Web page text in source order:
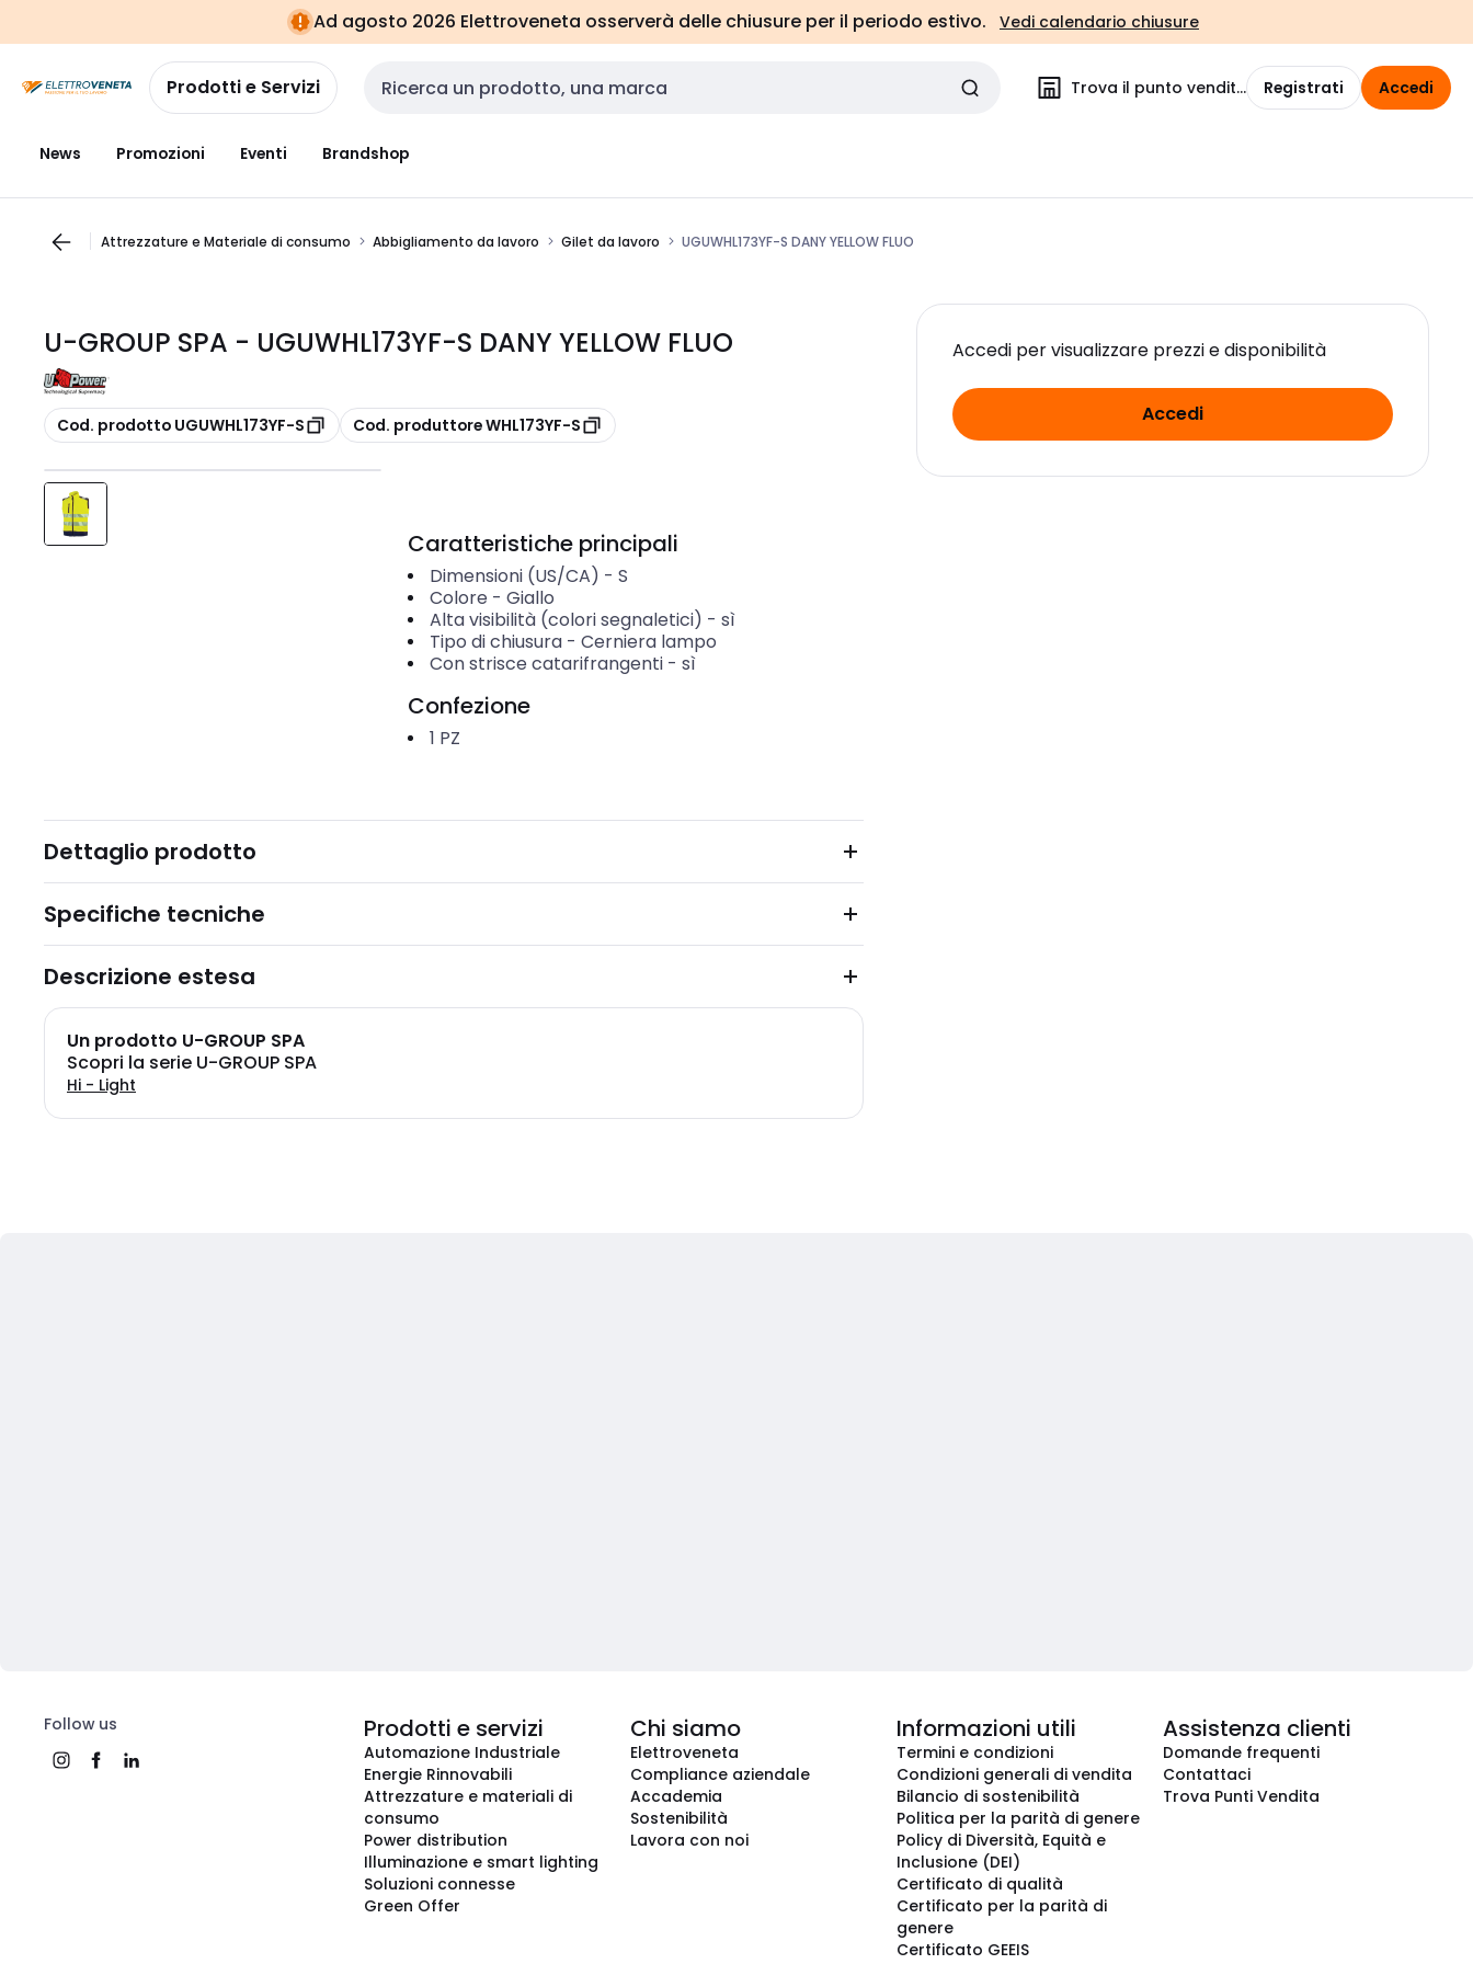
navigazionealla
pagina
Ad agosto 2026 Elettroveneta osserverà delle chiusure per il periodo estivo. Vedi calendario chiusure
Prodotti e Servizi Cerca input Trova il punto vendita Registrati Accedi
News Promozioni Eventi Brandshop
Attrezzature e Materiale di consumo Abbigliamento da lavoro Gilet da lavoro UGUWHL173YF-S DANY YELLOW FLUO
U-GROUP SPA - UGUWHL173YF-S DANY YELLOW FLUO
copia
Cod. prodotto UGUWHL173YF-S copia
Cod. produttore WHL173YF-S
Accedi per visualizzare prezzi e disponibilità
Accedi
Caratteristiche principali
Dimensioni (US/CA) - S
Colore - Giallo
Alta visibilità (colori segnaletici) - sì
Tipo di chiusura- Cerniera lampo
Con strisce catarifrangenti- sì
Confezione
1 PZ
Dettaglio prodotto
Specifiche tecniche
Descrizione estesa
Un prodotto U-GROUP SPA
Scopri la serie U-GROUP SPA
Hi - Light
Follow us Prodotti e servizi
Automazione Industriale
Energie Rinnovabili
Attrezzature e materiali di
consumo
Power distribution
Illuminazione e smart lighting
Soluzioni connesse
Green Offer
Chi siamo
Elettroveneta
Compliance aziendale
Accademia
Sostenibilità
Lavora con noi
Informazioni utili
Termini e condizioni
Condizioni generali di vendita
Bilancio di sostenibilità
Politica per la parità di genere
Policy di Diversità, Equità e
Inclusione (DEI)
Certificato di qualità
Certificato per la parità di
genere
Certificato GEEIS
Assistenza clienti
Domande frequenti
Contattaci
Trova Punti Vendita